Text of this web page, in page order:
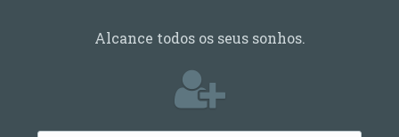
Alcance todos os seus sonhos.